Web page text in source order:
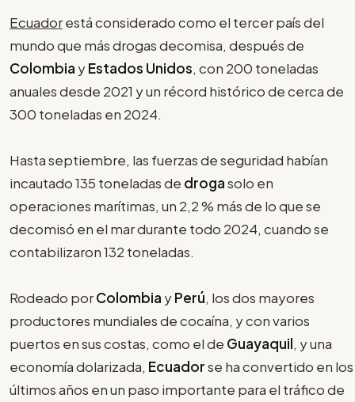
Ecuadorestá considerado como el tercer país del
mundo que más drogas decomisa, después de
Colombia yEstados Unidos, con 200 toneladas
anuales desde 2021 y un récord histórico de cerca de
300 toneladas en 2024.
Hasta septiembre, las fuerzas de seguridad habían
incautado 135 toneladas de drogasolo en
operaciones marítimas, un 2,2 % más de lo que se
decomisó en el mar durante todo 2024, cuando se
contabilizaron 132 toneladas.
Rodeado porColombia yPerú, los dos mayores
productores mundiales de cocaína, y con varios
puertos en sus costas, como el de Guayaquil, y una
economía dolarizada, Ecuadorse ha convertido en los
últimos años en un paso importante para el tráfico de